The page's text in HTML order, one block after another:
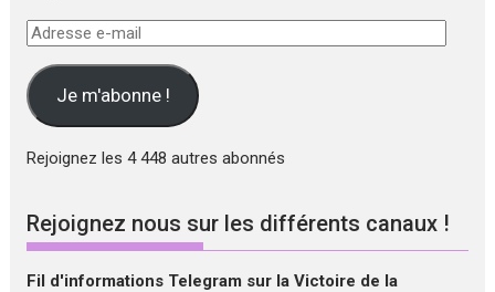
Adresse
mail Je m'abonne !
Rejoignez les 4 448 autres abonnés
Rejoignez nous sur les différents canaux !
Fil d'informations Telegram sur la Victoire de la